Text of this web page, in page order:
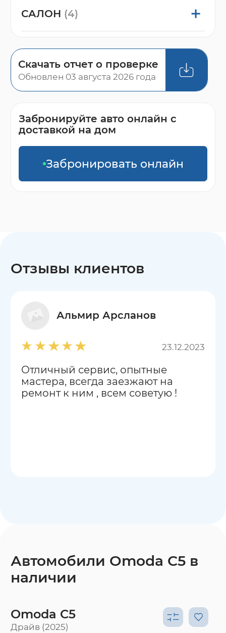
САЛОН (4)
Скачать отчет о проверке
Обновлен 03 августа 2026 года
Забронируйте авто онлайн с
доставкой на дом
Забронировать онлайн
Отзывы клиентов
Альмир Арсланов
23.12.2023
Отличный сервис, опытные
мастера, всегда заезжают на
ремонт к ним , всем советую !
Автомобили Omoda C5 в
наличии
Omoda C5
Драйв (2025)